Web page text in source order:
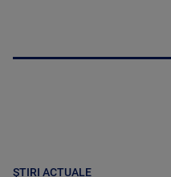
ȘTIRI ACTUALE